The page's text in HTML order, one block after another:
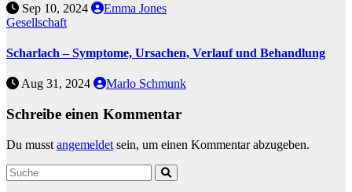
Sep 10, 2024
Emma Jones
Gesellschaft
Scharlach – Symptome, Ursachen, Verlauf und Behandlung
Aug 31, 2024 Marlo Schmunk
Schreibe einen Kommentar
Du musst angemeldet sein, um einen Kommentar abzugeben.